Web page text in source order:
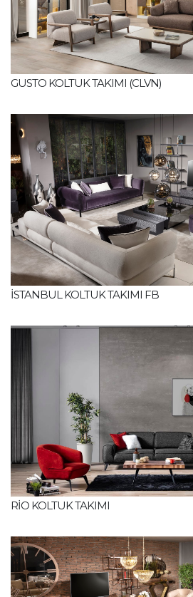
GUSTO KOLTUK TAKIMI (CLVN)
İSTANBUL KOLTUK TAKIMI FB
RİO KOLTUK TAKIMI